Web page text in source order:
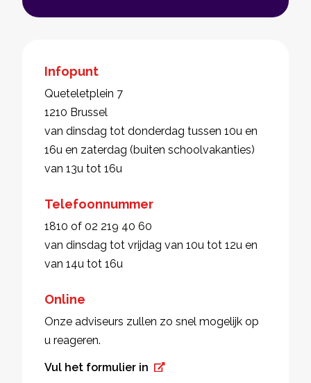
Infopunt
Queteletplein 7
1210 Brussel
van dinsdag tot donderdag tussen 10u en
16u en zaterdag (buiten schoolvakanties)
van 13u tot 16u
Telefoonnummer
1810 of 02 219 40 60
van dinsdag tot vrijdag van 10u tot 12u en
van 14u tot 16u
Online
Onze adviseurs zullen zo snel mogelijk op
u reageren.
Vul het formulier in